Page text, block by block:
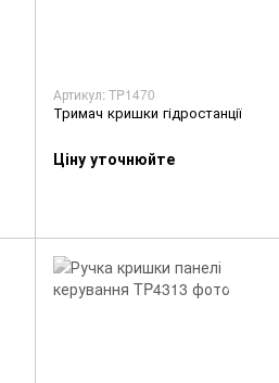
Артикул: TP1470
Тримач кришки гідростанції
Ціну уточнюйте